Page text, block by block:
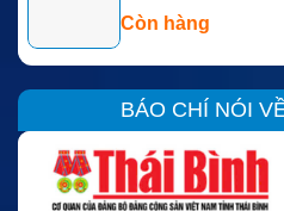
hỗ trợ tốt cho nhu cầu liên lạc
Thời gian sử dụng thực tế sẽ
bị. Nếu người dùng liên lạc
Nếu chủ yếu ở chế độ chờ,
Pin Li-Ion Model TT-BL3101
Còn hàng
BÁO CHÍ NÓI